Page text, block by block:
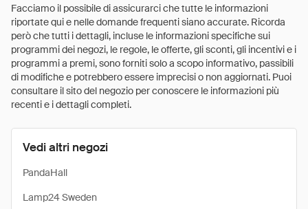
Facciamo il possibile di assicurarci che tutte le informazioni
riportate qui e nelle domande frequenti siano accurate. Ricorda
però che tutti i dettagli, incluse le informazioni specifiche sui
programmi dei negozi, le regole, le offerte, gli sconti, gli incentivi e i
programmi a premi, sono forniti solo a scopo informativo, passibili
di modifiche e potrebbero essere imprecisi o non aggiornati. Puoi
consultare il sito del negozio per conoscere le informazioni più
recenti e i dettagli completi.
Vedi altri negozi
PandaHall
Lamp24 Sweden